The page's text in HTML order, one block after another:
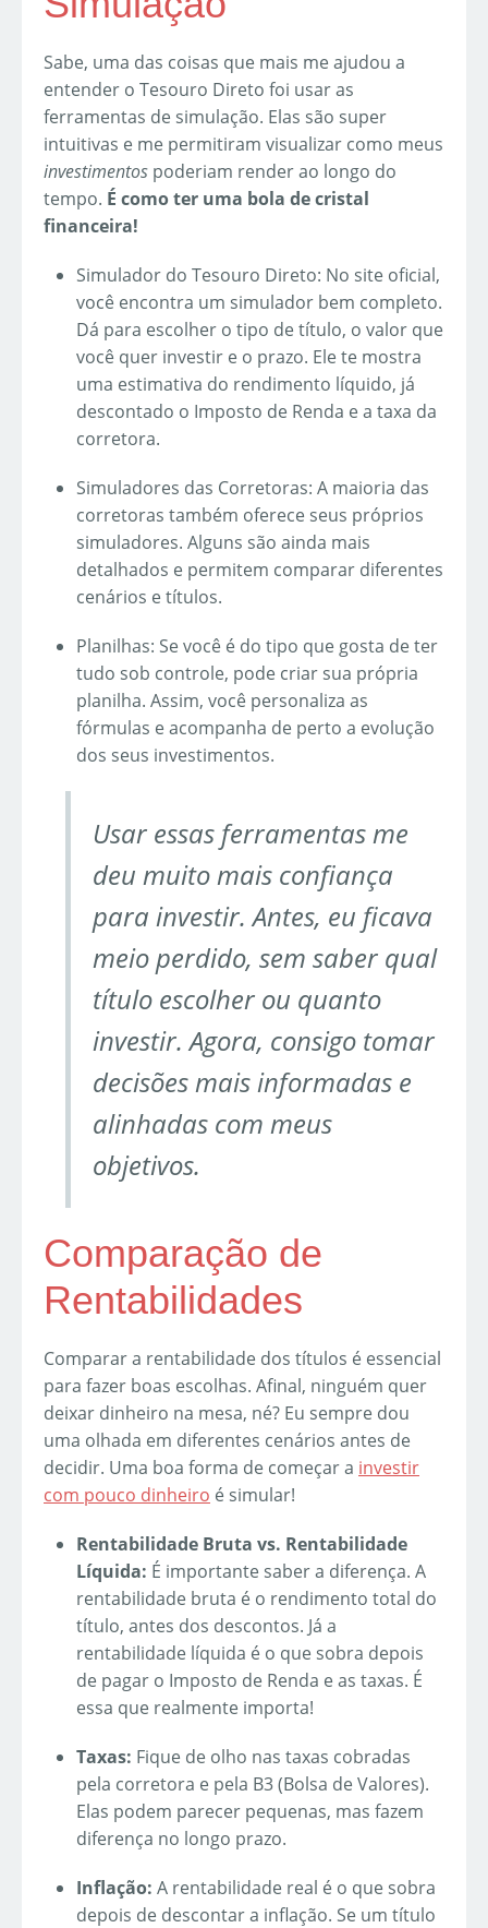
Sabe, uma das coisas que mais me ajudou a
entender o Tesouro Direto foi usar as
ferramentas de simulação. Elas são super
intuitivas e me permitiram visualizar como meus
investimentos poderiam render ao longo do
tempo. É como ter uma bola de cristal
financeira!
Simulador do Tesouro Direto: No site oficial,
você encontra um simulador bem completo.
Dá para escolher o tipo de título, o valor que
você quer investir e o prazo. Ele te mostra
uma estimativa do rendimento líquido, já
descontado o Imposto de Renda e a taxa da
corretora.
Simuladores das Corretoras: A maioria das
corretoras também oferece seus próprios
simuladores. Alguns são ainda mais
detalhados e permitem comparar diferentes
cenários e títulos.
Planilhas: Se você é do tipo que gosta de ter
tudo sob controle, pode criar sua própria
planilha. Assim, você personaliza as
fórmulas e acompanha de perto a evolução
dos seus investimentos.
Usar essas ferramentas me
deu muito mais confiança
para investir. Antes, eu ficava
meio perdido, sem saber qual
título escolher ou quanto
investir. Agora, consigo tomar
decisões mais informadas e
alinhadas com meus
objetivos.
Comparação de
Rentabilidades
Comparar a rentabilidade dos títulos é essencial
para fazer boas escolhas. Afinal, ninguém quer
deixar dinheiro na mesa, né? Eu sempre dou
uma olhada em diferentes cenários antes de
decidir. Uma boa forma de começar a investir
com pouco dinheiro é simular!
Rentabilidade Bruta vs. Rentabilidade
Líquida: É importante saber a diferença. A
rentabilidade bruta é o rendimento total do
título, antes dos descontos. Já a
rentabilidade líquida é o que sobra depois
de pagar o Imposto de Renda e as taxas. É
essa que realmente importa!
Taxas: Fique de olho nas taxas cobradas
pela corretora e pela B3 (Bolsa de Valores).
Elas podem parecer pequenas, mas fazem
diferença no longo prazo.
Inflação: A rentabilidade real é o que sobra
depois de descontar a inflação. Se um título